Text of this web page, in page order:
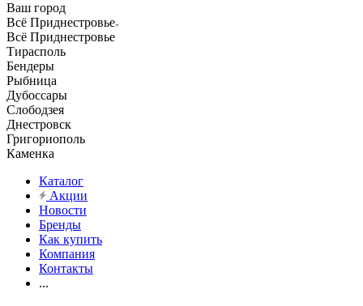
Ваш город
Всё Приднестровье
Всё Приднестровье
Тирасполь
Бендеры
Рыбница
Дубоссары
Слободзея
Днестровск
Григориополь
Каменка
Каталог
Акции
Новости
Бренды
Как купить
Компания
Контакты
...